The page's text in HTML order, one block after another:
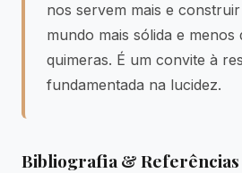
nos servem mais e
mundo mais sólida e menos
quimeras. É um convite à
fundamentada na lucidez.
Bibliografia & Referências